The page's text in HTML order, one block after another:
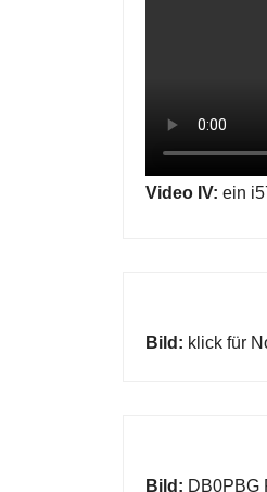
Video IV: ein
Bild: klick für
Bild: DB0PBG